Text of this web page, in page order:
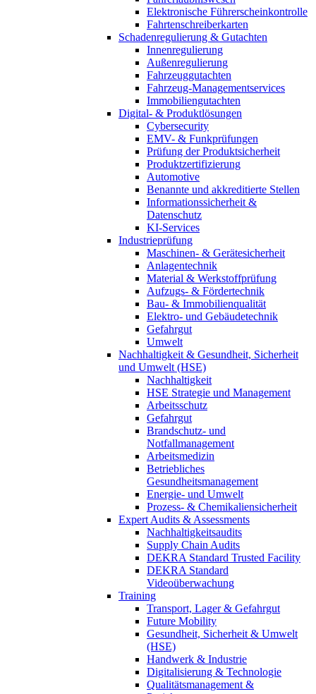
Elektronische Führerscheinkontrolle
Fahrtenschreiberkarten
Schadenregulierung & Gutachten
Innenregulierung
Außenregulierung
Fahrzeuggutachten
Fahrzeug-Managementservices
Immobiliengutachten
Digital- & Produktlösungen
Cybersecurity
EMV- & Funkprüfungen
Prüfung der Produktsicherheit
Produktzertifizierung
Automotive
Benannte und akkreditierte Stellen
Informationssicherheit &
Datenschutz
KI-Services
Industrieprüfung
Maschinen- & Gerätesicherheit
Anlagentechnik
Material & Werkstoffprüfung
Aufzugs- & Fördertechnik
Bau- & Immobilienqualität
Elektro- und Gebäudetechnik
Gefahrgut
Umwelt
Nachhaltigkeit & Gesundheit, Sicherheit
und Umwelt (HSE)
Nachhaltigkeit
HSE Strategie und Management
Arbeitsschutz
Gefahrgut
Brandschutz- und
Notfallmanagement
Arbeitsmedizin
Betriebliches
Gesundheitsmanagement
Energie- und Umwelt
Prozess- & Chemikaliensicherheit
Expert Audits & Assessments
Nachhaltigkeitsaudits
Supply Chain Audits
DEKRA Standard Trusted Facility
DEKRA Standard
Videoüberwachung
Training
Transport, Lager & Gefahrgut
Future Mobility
Gesundheit, Sicherheit & Umwelt
(HSE)
Handwerk & Industrie
Digitalisierung & Technologie
Qualitätsmanagement &